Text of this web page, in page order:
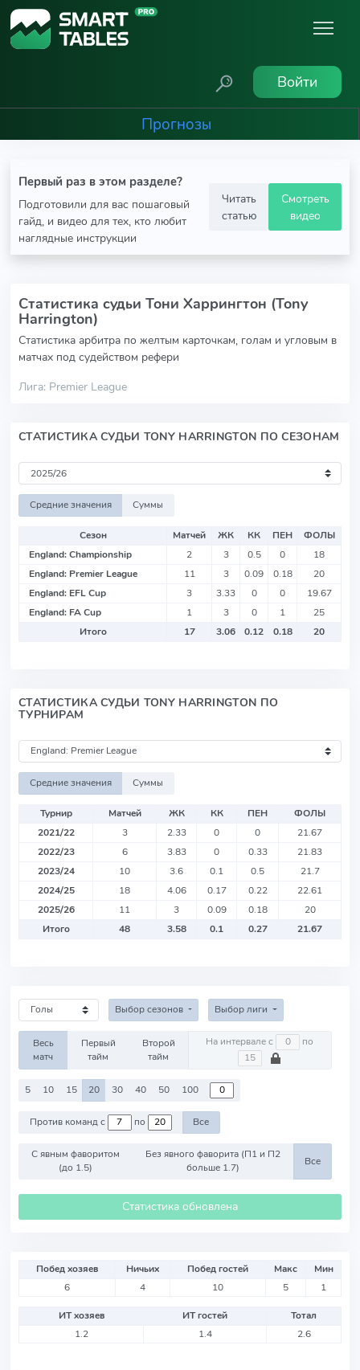
Войти
Прогнозы
Первый раз в этом разделе?
Подготовили для вас пошаговый
гайд, и видео для тех, кто любит
наглядные инструкции
Читать
статью
Смотреть
видео
Статистика судьи Тони Харрингтон (Tony
Harrington)
Статистика арбитра по желтым карточкам, голам и угловым в
матчах под судейством рефери
Лига: Premier League
СТАТИСТИКА СУДЬИ TONY HARRINGTON ПО СЕЗОНАМ
Средние значения Суммы
Сезон Матчей ЖК КК ПЕН
ФОЛЫ
England: Championship
2 3 0.5 0
18
England: Premier League
11 3 0.09 0.18
20
England: EFL Cup
3 3.33 0 0
19.67
England: FA Cup
1 3 0 1
25
Итого
17 3.06 0.12 0.18 20
СТАТИСТИКА СУДЬИ TONY HARRINGTON ПО
ТУРНИРАМ
Средние значения Суммы
Турнир Матчей ЖК КК ПЕН
ФОЛЫ
2021/22
3 2.33 0 0
21.67
2022/23
6 3.83 0 0.33
21.83
2023/24
10 3.6 0.1 0.5
21.7
2024/25
18 4.06 0.17 0.22
22.61
2025/26
11 3 0.09 0.18
20
Итого
48 3.58 0.1 0.27 21.67
Выбор сезонов Выбор лиги
Весь
матч
Первый
тайм
Второй
тайм
На интервале с по
5 10 15 20 30 40 50 100
Против команд с по Все
С явным фаворитом
(до 1.5)
Без явного фаворита (П1 и П2
больше 1.7)
Все
Статистика обновлена
Побед хозяев Ничьих Побед гостей Макс
Мин
6
4 10 5 1
ИТ хозяев ИТ гостей
Тотал
1.2
1.4 2.6